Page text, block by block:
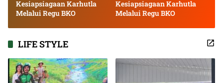
Kesiapsiagaan Karhutla
Melalui Regu BKO
Kesiapsiagaan Karhutla
Melalui Regu BKO
LIFE STYLE